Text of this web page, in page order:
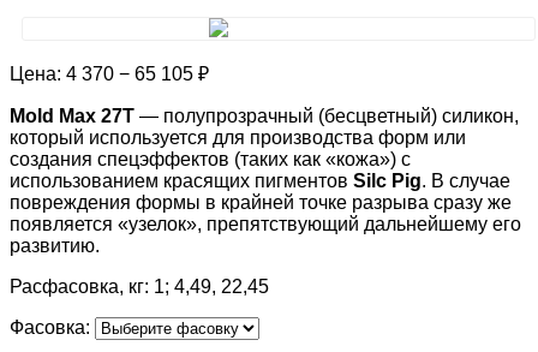
Цена: 4 370 − 65 105 ₽
Mold Max 27T — полупрозрачный (бесцветный) силикон,
который используется для производства форм или
создания спецэффектов (таких как «кожа») с
использованием красящих пигментов Silc Pig. В случае
повреждения формы в крайней точке разрыва сразу же
появляется «узелок», препятствующий дальнейшему его
развитию.
Расфасовка, кг: 1; 4,49, 22,45
Фасовка: